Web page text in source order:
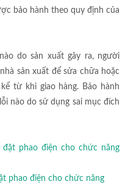
bảo hành theo quy định của
do sản xuất gây ra, người
sản xuất để sửa chữa hoặc
từ khi giao hàng. Bảo hành
nào do sử dụng sai mục đích
phao điện cho chức năng
phao điện cho chức năng